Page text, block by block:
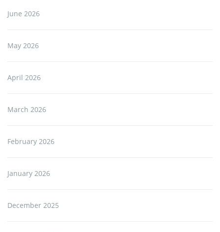
June 2026
May 2026
April 2026
March 2026
February 2026
January 2026
December 2025